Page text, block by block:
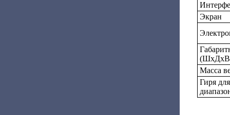
Экран
Масса
Гиря